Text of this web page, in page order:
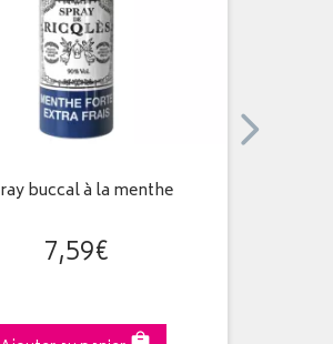
buccal à la menthe
7,59€